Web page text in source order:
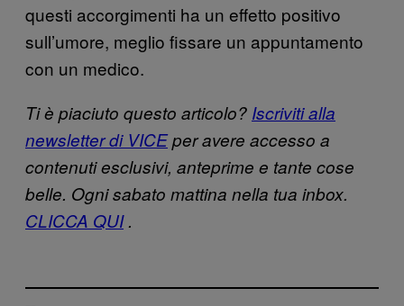
questi accorgimenti ha un effetto positivo
sull’umore, meglio fissare un appuntamento
con un medico.
Ti è piaciuto questo articolo? Iscriviti alla
newsletter di VICEper avere accesso a
contenuti esclusivi, anteprime e tante cose
belle. Ogni sabato mattina nella tua inbox.
CLICCA QUI.